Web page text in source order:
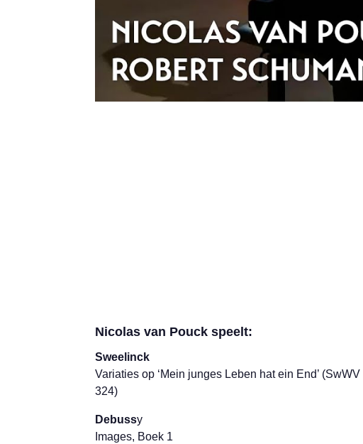
Nicolas van Pouck speelt:
Sweelinck
Variaties op ‘Mein junges Leben hat ein End’ (SwWV
324)
Debussy
Images, Boek 1